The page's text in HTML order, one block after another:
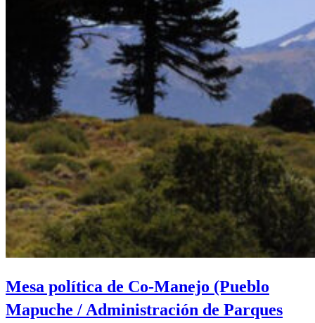
Mesa política de Co-Manejo (Pueblo
Mapuche / Administración de Parques